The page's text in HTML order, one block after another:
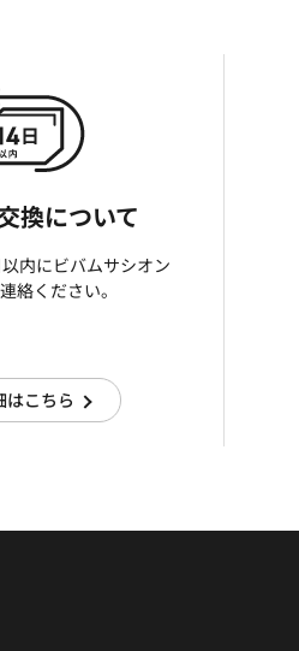
換について
内にビバムサシオン
絡ください。
はこちら